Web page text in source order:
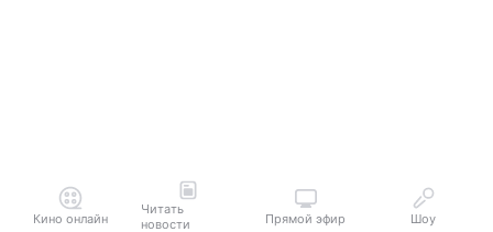
Кино онлайн
Читать
новости
Прямой эфир Шоу